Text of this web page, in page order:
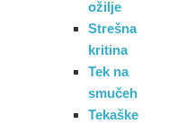
ožilje
Strešna
kritina
Tek na
smučeh
Tekaške